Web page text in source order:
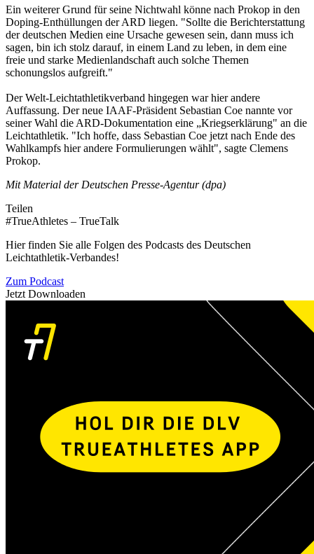
Ein weiterer Grund für seine Nichtwahl könne nach Prokop in den
Doping-Enthüllungen der ARD liegen. "Sollte die Berichterstattung
der deutschen Medien eine Ursache gewesen sein, dann muss ich
sagen, bin ich stolz darauf, in einem Land zu leben, in dem eine
freie und starke Medienlandschaft auch solche Themen
schonungslos aufgreift."
Der Welt-Leichtathletikverband hingegen war hier andere
Auffassung. Der neue IAAF-Präsident Sebastian Coe nannte vor
seiner Wahl die ARD-Dokumentation eine „Kriegserklärung" an die
Leichtathletik. "Ich hoffe, dass Sebastian Coe jetzt nach Ende des
Wahlkampfs hier andere Formulierungen wählt", sagte Clemens
Prokop.
Mit Material der Deutschen Presse-Agentur (dpa)
Teilen
#TrueAthletes – TrueTalk
Hier finden Sie alle Folgen des Podcasts des Deutschen
Leichtathletik-Verbandes!
Zum Podcast
Jetzt Downloaden